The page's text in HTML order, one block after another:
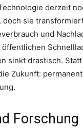
derzeit
sie
und
sinkt drastisch.
Zukunft:
Forschung